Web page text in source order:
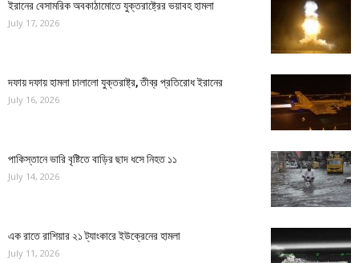
ইরানের বেসামরিক অবকাঠামোতে যুক্তরাষ্ট্রের ভয়াবহ হামলা
July 17, 2026
দফায় দফায় হামলা চালালো যুক্তরাষ্ট্র, তীব্র প্রতিরোধ ইরানের
July 16, 2026
পাকিস্তানে ভারি বৃষ্টিতে বাড়ির ছাদ ধসে নিহত ১১
July 14, 2026
এক রাতে রাশিয়ার ২১ ট্যাংকারে ইউক্রেনের হামলা
July 11, 2026